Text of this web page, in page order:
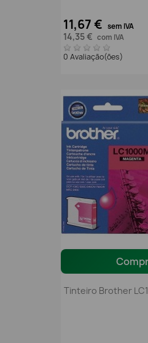
11,67 € sem IVA
14,35 € com IVA
0 Avaliação(ões)
Tinteiro Brother